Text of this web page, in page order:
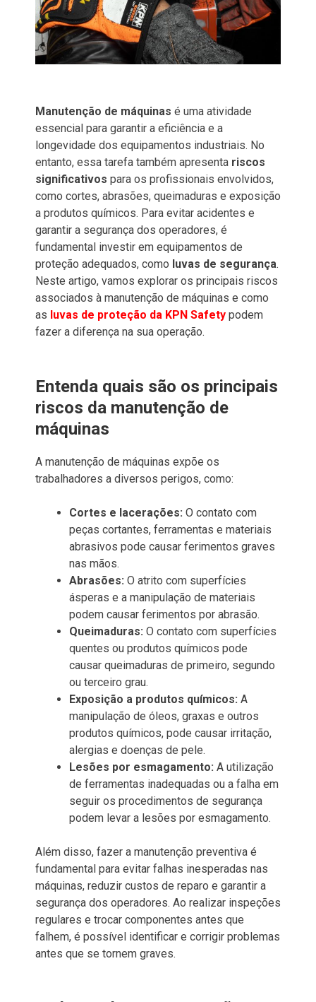
Manutenção de máquinas é uma atividade
essencial para garantir a eficiência e a
longevidade dos equipamentos industriais. No
entanto, essa tarefa também apresenta riscos
significativos para os profissionais envolvidos,
como cortes, abrasões, queimaduras e exposição
a produtos químicos. Para evitar acidentes e
garantir a segurança dos operadores, é
fundamental investir em equipamentos de
proteção adequados, como luvas de segurança.
Neste artigo, vamos explorar os principais riscos
associados à manutenção de máquinas e como
as luvas de proteção da KPN Safety podem
fazer a diferença na sua operação.
Entenda quais são os principais
riscos da manutenção de
máquinas
A manutenção de máquinas expõe os
trabalhadores a diversos perigos, como:
Cortes e lacerações: O contato com
peças cortantes, ferramentas e materiais
abrasivos pode causar ferimentos graves
nas mãos.
Abrasões: O atrito com superfícies
ásperas e a manipulação de materiais
podem causar ferimentos por abrasão.
Queimaduras: O contato com superfícies
quentes ou produtos químicos pode
causar queimaduras de primeiro, segundo
ou terceiro grau.
Exposição a produtos químicos: A
manipulação de óleos, graxas e outros
produtos químicos, pode causar irritação,
alergias e doenças de pele.
Lesões por esmagamento: A utilização
de ferramentas inadequadas ou a falha em
seguir os procedimentos de segurança
podem levar a lesões por esmagamento.
Além disso, fazer a manutenção preventiva é
fundamental para evitar falhas inesperadas nas
máquinas, reduzir custos de reparo e garantir a
segurança dos operadores. Ao realizar inspeções
regulares e trocar componentes antes que
falhem, é possível identificar e corrigir problemas
antes que se tornem graves.